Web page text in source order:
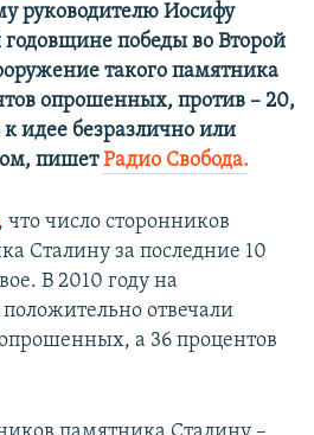
руководителю Иосифу
победы во Второй
такого памятника
опрошенных, против – 20,
идее безразлично или
пишетРадио Свобода.
что число сторонников
Сталину за последние 10
В 2010 году на
отвечали
а 36 процентов